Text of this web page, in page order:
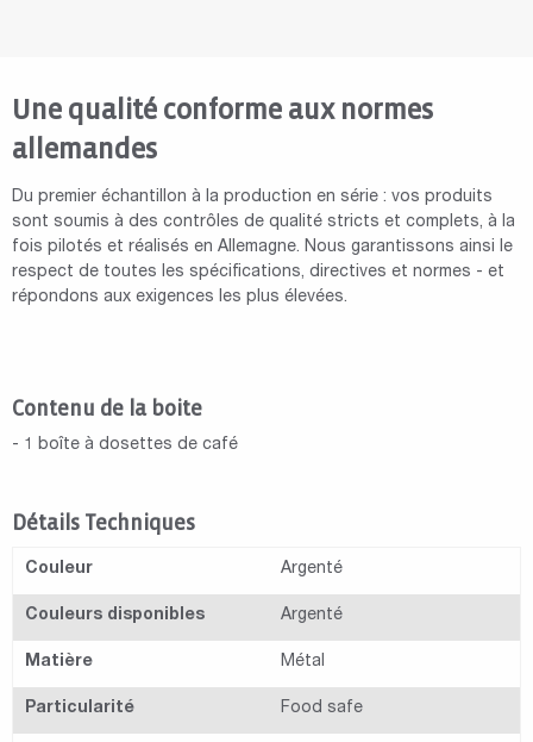
Une qualité conforme aux normes
allemandes
Du premier échantillon à la production en série : vos produits
sont soumis à des contrôles de qualité stricts et complets, à la
fois pilotés et réalisés en Allemagne. Nous garantissons ainsi le
respect de toutes les spécifications, directives et normes - et
répondons aux exigences les plus élevées.
Contenu de la boite
- 1 boîte à dosettes de café
Détails Techniques
Couleur Argenté
Couleurs disponibles Argenté
Matière Métal
Particularité Food safe